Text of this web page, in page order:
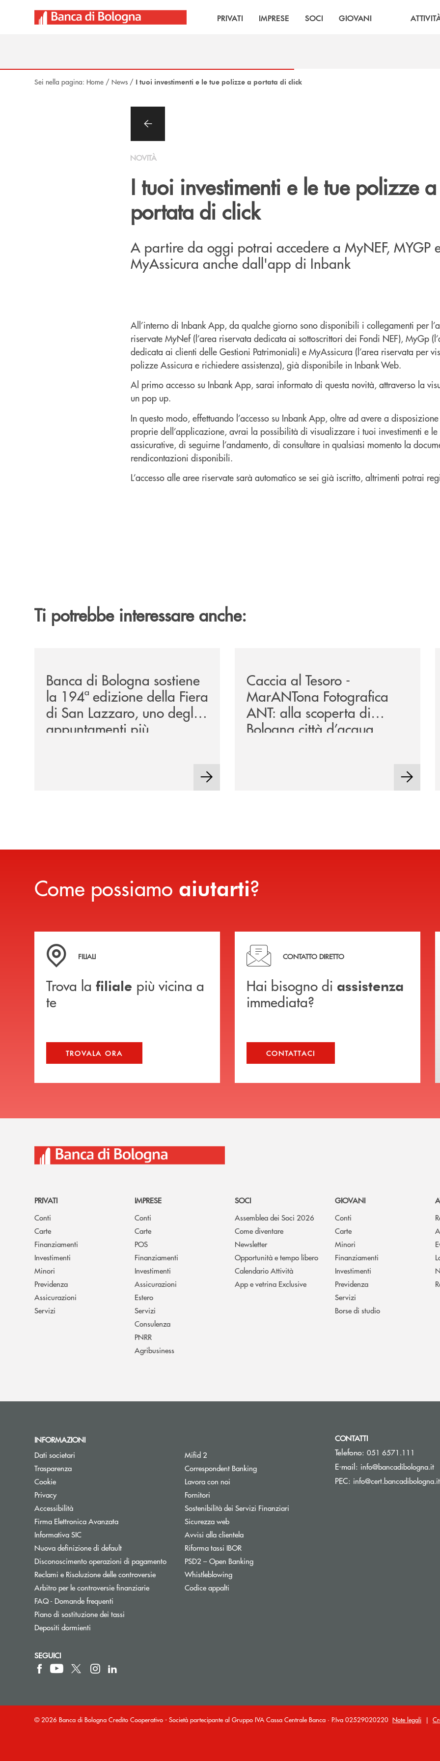
PRIVATI IMPRESE SOCI GIOVANI
Sei nella pagina: Home / News / I tuoi investimenti e le tue polizze a portata di click
NOVITÀ
I tuoi investimenti e le tue polizze a
portata di click
A partire da oggi potrai accedere a MyNEF, MYGP
MyAssicura anche dall'app di Inbank
All’interno di Inbank App, da qualche giorno sono disponibili i collegamenti per
riservate MyNef (l’area riservata dedicata ai sottoscrittori dei Fondi NEF), MyGp
dedicata ai clienti delle Gestioni Patrimoniali) e MyAssicura (l’area riservata per
polizze Assicura e richiedere assistenza), già disponibile in Inbank Web.
Al primo accesso su Inbank App, sarai informato di questa novità, attraverso la
un pop up.
In questo modo, effettuando l’accesso su Inbank App, oltre ad avere a
proprie dell’applicazione, avrai la possibilità di visualizzare i tuoi investimenti e
assicurative, di seguirne l’andamento, di consultare in qualsiasi momento la
rendicontazioni disponibili.
L’accesso alle aree riservate sarà automatico se sei già iscritto, altrimenti potrai
Ti potrebbe interessare anche:
Banca di Bologna sostiene
la 194ª edizione della Fiera
di San Lazzaro, uno degli
appuntamenti più
Caccia al Tesoro -
MarANTona Fotografica
ANT: alla scoperta di
Bologna città d’acqua
Come possiamo aiutarti?
Trova la filiale più vicina a te
FILIALI
Trova la filiale più vicina a
te
TROVALA ORA
Hai bisogno di assistenza immediata?
CONTATTO DIRETTO
Hai bisogno di assistenza
immediata?
CONTATTACI
PRIVATI
Conti
Carte
Finanziamenti
Investimenti
Minori
Previdenza
Assicurazioni
Servizi
IMPRESE
Conti
Carte
POS
Finanziamenti
Investimenti
Assicurazioni
Estero
Servizi
Consulenza
PNRR
Agribusiness
SOCI
Assemblea dei Soci 2026
Come diventare
Newsletter
Opportunità e tempo libero
Calendario Attività
App e vetrina Exclusive
GIOVANI
Conti
Carte
Minori
Finanziamenti
Investimenti
Previdenza
Servizi
Borse di studio
INFORMAZIONI
Dati societari
Trasparenza
Cookie
Privacy
Accessibilità
Firma Elettronica Avanzata
Informativa SIC
Nuova definizione di default
Disconoscimento operazioni di pagamento
Reclami e Risoluzione delle controversie
Arbitro per le controversie finanziarieApre una nuova finestra
FAQ - Domande frequenti
Piano di sostituzione dei tassi
Depositi dormienti
Mifid 2
Correspondent Banking
Lavora con noi
Fornitori
Sostenibilità dei Servizi Finanziari
Sicurezza web
Avvisi alla clientela
Riforma tassi IBOR
PSD2 – Open BankingApre una nuova finestra
Whistleblowing
Codice appalti
CONTATTI
Telefono: 051 6571.111
E-mail: info@bancadibologna.it
PEC: info@cert.bancadibologna.it
SEGUICI
© 2026 Banca di Bologna Credito Cooperativo - Società partecipante al Gruppo IVA Cassa Centrale Banca · P.Iva 02529020220 Note legali |